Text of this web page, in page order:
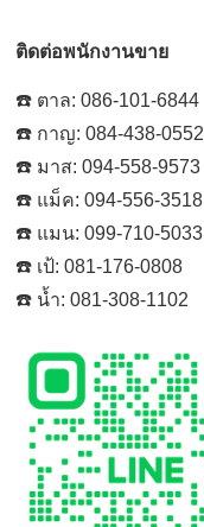
ติดต่อพนักงานขาย
☎️ ตาล: 086-101-6844
☎️ กาญ: 084-438-0552
☎️ มาส: 094-558-9573
☎️ แม็ค: 094-556-3518
☎️ แมน: 099-710-5033
☎️ เป้: 081-176-0808
☎️ น้ำ: 081-308-1102